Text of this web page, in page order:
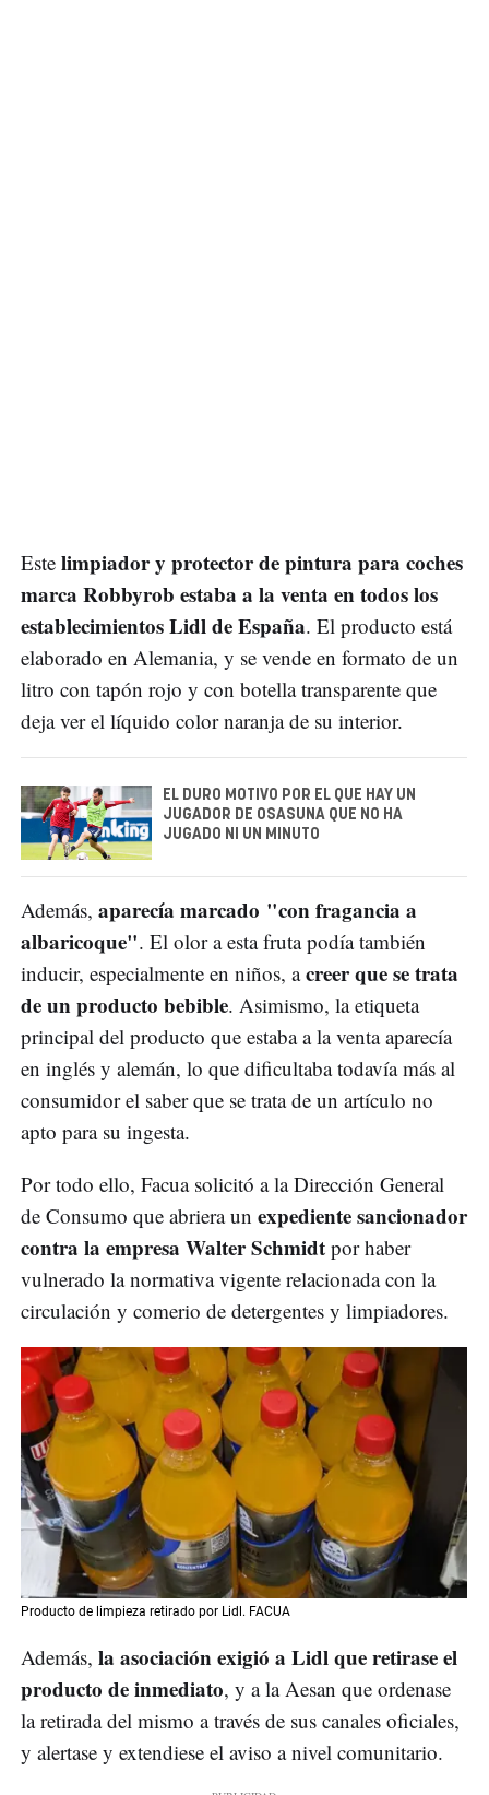
Este limpiador y protector de pintura para coches
marca Robbyrob estaba a la venta en todos los
establecimientos Lidl de España. El producto está
elaborado en Alemania, y se vende en formato de un
litro con tapón rojo y con botella transparente que
deja ver el líquido color naranja de su interior.
EL DURO MOTIVO POR EL QUE HAY UN
JUGADOR DE OSASUNA QUE NO HA
JUGADO NI UN MINUTO
Además, aparecía marcado "con fragancia a
albaricoque". El olor a esta fruta podía también
inducir, especialmente en niños, acreer que se trata
de un producto bebible. Asimismo, la etiqueta
principal del producto que estaba a la venta aparecía
en inglés y alemán, lo que dificultaba todavía más al
consumidor el saber que se trata de un artículo no
apto para su ingesta.
Por todo ello, Facua solicitó a la Dirección General
de Consumo que abriera un expediente sancionador
contra la empresa Walter Schmidt por haber
vulnerado la normativa vigente relacionada con la
circulación y comerio de detergentes y limpiadores.
Producto de limpieza retirado por Lidl. FACUA
Además, la asociación exigió a Lidl que retirase el
producto de inmediato, y a la Aesan que ordenase
la retirada del mismo a través de sus canales oficiales,
y alertase y extendiese el aviso a nivel comunitario.